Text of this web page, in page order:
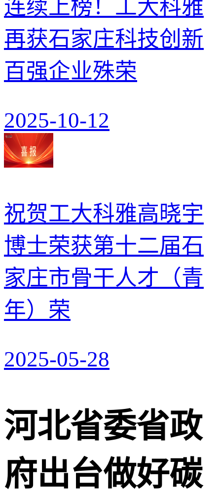
连续上榜！工大科雅
再获石家庄科技创新
百强企业殊荣
2025-10-12
祝贺工大科雅高晓宇
博士荣获第十二届石
家庄市骨干人才（青
年）荣
2025-05-28
河北省委省政
府出台做好碳